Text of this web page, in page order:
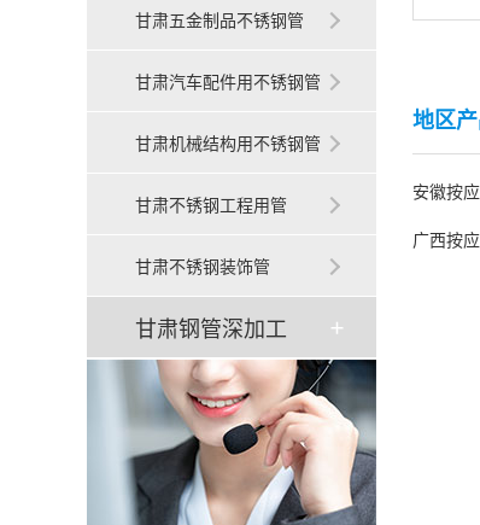
甘肃五金制品不锈钢管
甘肃汽车配件用不锈钢管
甘肃机械结构用不锈钢管
甘肃不锈钢工程用管
甘肃不锈钢装饰管
甘肃钢管深加工
件、
等。
地区
安徽按
广西按